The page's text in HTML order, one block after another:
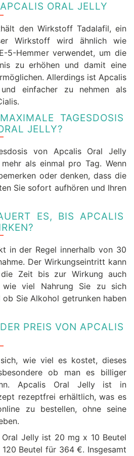
ORAL JELLY
den Wirkstoff Tadalafil, ein
Wirkstoff wird ähnlich wie
5-Hemmer verwendet, um die
zu erhöhen und damit eine
Allerdings ist Apcalis
einfacher zu nehmen als
TAGESDOSIS
JELLY?
von Apcalis Oral Jelly
als einmal pro Tag. Wenn
oder denken, dass die
Sie sofort aufhören und Ihren
ES, BIS APCALIS
in der Regel innerhalb von 30
Der Wirkungseintritt kann
Zeit bis zur Wirkung auch
viel Nahrung Sie zu sich
ob Sie Alkohol getrunken haben
PREIS VON APCALIS
wie viel es kostet, dieses
ob man es billiger
Apcalis Oral Jelly ist in
rezeptfrei erhältlich, was es
zu bestellen, ohne seine
Jelly ist 20 mg x 10 Beutel
Beutel für 364 €. Insgesamt